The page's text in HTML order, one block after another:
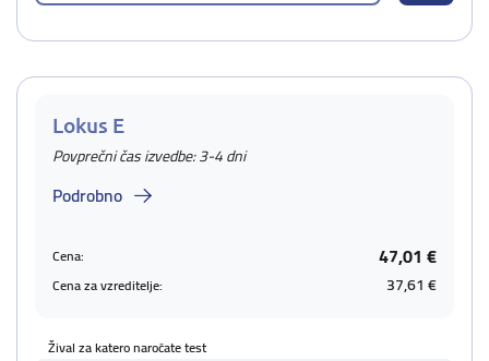
Lokus E
Povprečni čas izvedbe: 3-4 dni
Podrobno
Cena: 47,01 €
Cena za vzreditelje: 37,61 €
Žival za katero naročate test